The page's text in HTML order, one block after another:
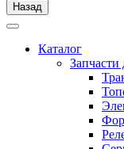
Назад
Каталог
Запчасти